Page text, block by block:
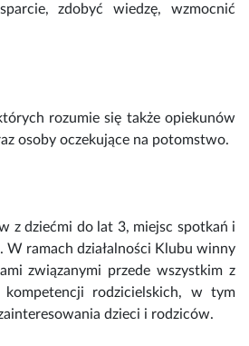
zdobyć wiedzę, wzmocnić
rozumie się także opiekunów
osoby oczekujące na potomstwo.
z dziećmi do lat 3, miejsc spotkań i
ramach działalności Klubu winny
związanymi przede wszystkim z
rodzicielskich, w tym
dzieci i rodziców.